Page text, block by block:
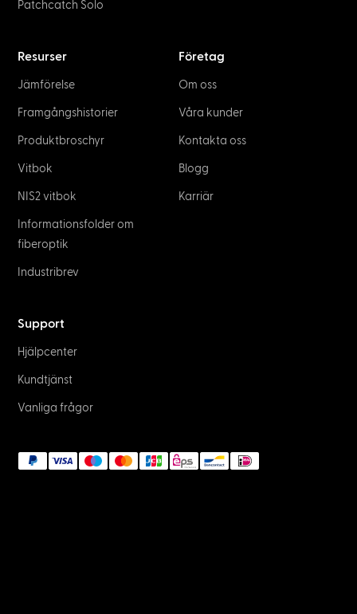
Patchcatch Solo
Resurser
Jämförelse
Framgångshistorier
Produktbroschyr
Vitbok
NIS2 vitbok
Informationsfolder om
fiberoptik
Industribrev
Företag
Om oss
Våra kunder
Kontakta oss
Blogg
Karriär
Support
Hjälpcenter
Kundtjänst
Vanliga frågor